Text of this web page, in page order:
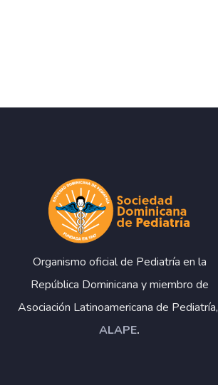
Organismo oficial de Pediatría en la
República Dominicana y miembro de
Asociación Latinoamericana de Pediatría,
ALAPE.